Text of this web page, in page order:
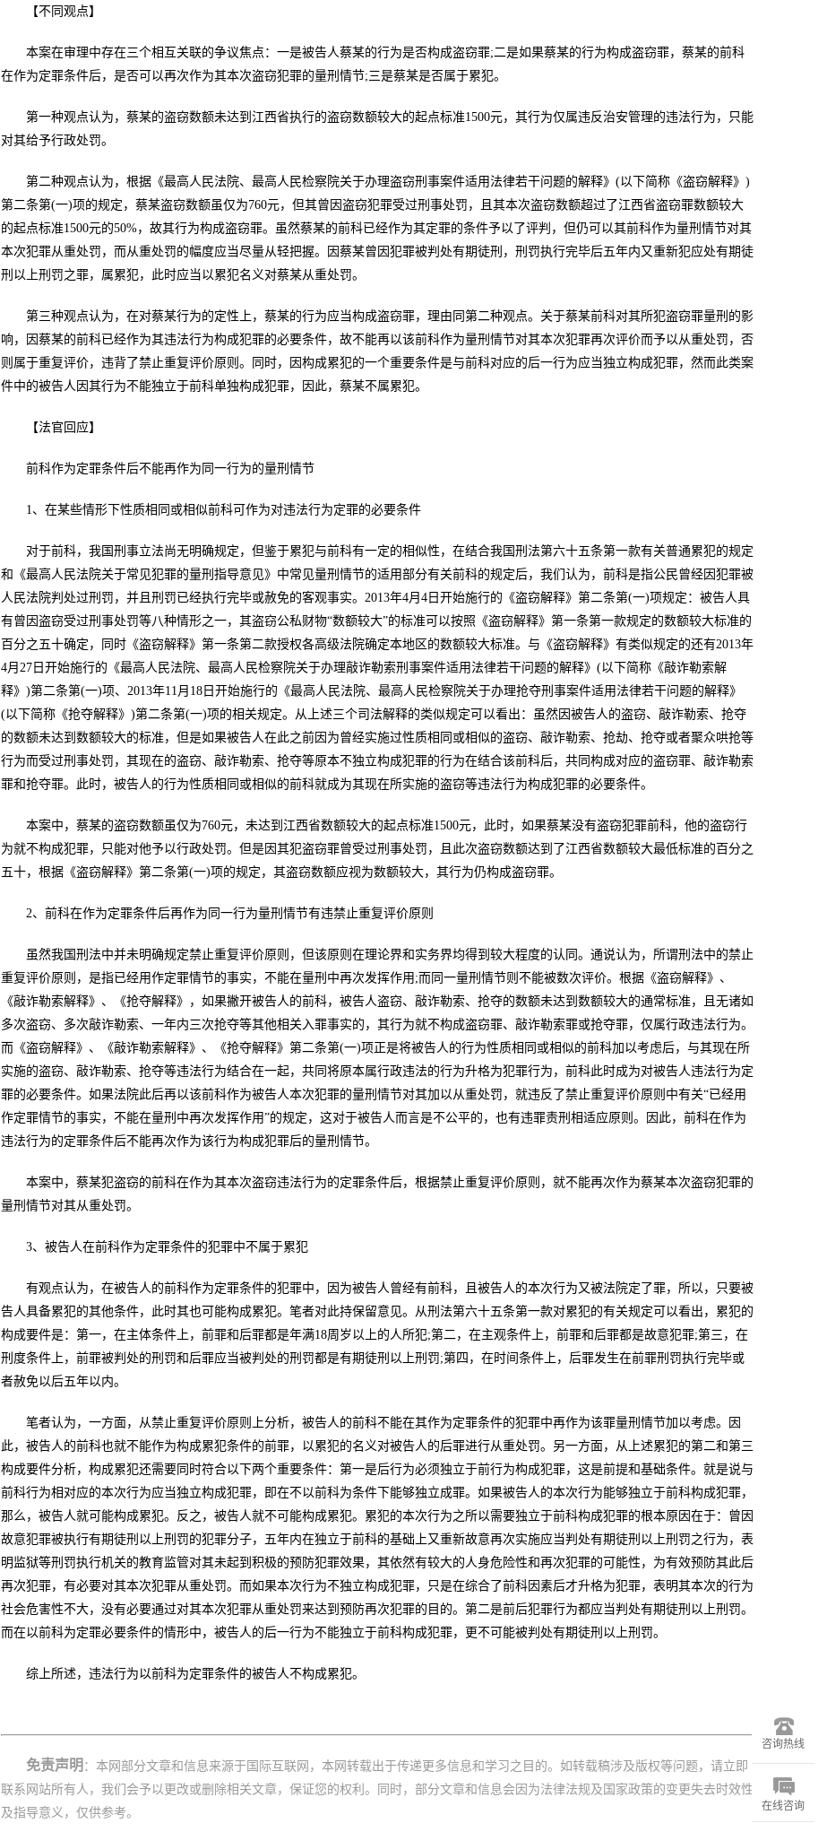
【不同观点】
本案在审理中存在三个相互关联的争议焦点：一是被告人蔡某的行为是否构成盗窃罪;二是如果蔡某的行为构成盗窃罪，蔡某的前科
在作为定罪条件后，是否可以再次作为其本次盗窃犯罪的量刑情节;三是蔡某是否属于累犯。
第一种观点认为，蔡某的盗窃数额未达到江西省执行的盗窃数额较大的起点标准1500元，其行为仅属违反治安管理的违法行为，只能
对其给予行政处罚。
第二种观点认为，根据《最高人民法院、最高人民检察院关于办理盗窃刑事案件适用法律若干问题的解释》(以下简称《盗窃解释》)
第二条第(一)项的规定，蔡某盗窃数额虽仅为760元，但其曾因盗窃犯罪受过刑事处罚，且其本次盗窃数额超过了江西省盗窃罪数额较大
的起点标准1500元的50%，故其行为构成盗窃罪。虽然蔡某的前科已经作为其定罪的条件予以了评判，但仍可以其前科作为量刑情节对其
本次犯罪从重处罚，而从重处罚的幅度应当尽量从轻把握。因蔡某曾因犯罪被判处有期徒刑，刑罚执行完毕后五年内又重新犯应处有期徒
刑以上刑罚之罪，属累犯，此时应当以累犯名义对蔡某从重处罚。
第三种观点认为，在对蔡某行为的定性上，蔡某的行为应当构成盗窃罪，理由同第二种观点。关于蔡某前科对其所犯盗窃罪量刑的影
响，因蔡某的前科已经作为其违法行为构成犯罪的必要条件，故不能再以该前科作为量刑情节对其本次犯罪再次评价而予以从重处罚，否
则属于重复评价，违背了禁止重复评价原则。同时，因构成累犯的一个重要条件是与前科对应的后一行为应当独立构成犯罪，然而此类案
件中的被告人因其行为不能独立于前科单独构成犯罪，因此，蔡某不属累犯。
【法官回应】
前科作为定罪条件后不能再作为同一行为的量刑情节
1、在某些情形下性质相同或相似前科可作为对违法行为定罪的必要条件
对于前科，我国刑事立法尚无明确规定，但鉴于累犯与前科有一定的相似性，在结合我国刑法第六十五条第一款有关普通累犯的规定
和《最高人民法院关于常见犯罪的量刑指导意见》中常见量刑情节的适用部分有关前科的规定后，我们认为，前科是指公民曾经因犯罪被
人民法院判处过刑罚，并且刑罚已经执行完毕或赦免的客观事实。2013年4月4日开始施行的《盗窃解释》第二条第(一)项规定：被告人具
有曾因盗窃受过刑事处罚等八种情形之一，其盗窃公私财物“数额较大”的标准可以按照《盗窃解释》第一条第一款规定的数额较大标准的
百分之五十确定，同时《盗窃解释》第一条第二款授权各高级法院确定本地区的数额较大标准。与《盗窃解释》有类似规定的还有2013年
4月27日开始施行的《最高人民法院、最高人民检察院关于办理敲诈勒索刑事案件适用法律若干问题的解释》(以下简称《敲诈勒索解
释》)第二条第(一)项、2013年11月18日开始施行的《最高人民法院、最高人民检察院关于办理抢夺刑事案件适用法律若干问题的解释》
(以下简称《抢夺解释》)第二条第(一)项的相关规定。从上述三个司法解释的类似规定可以看出：虽然因被告人的盗窃、敲诈勒索、抢夺
的数额未达到数额较大的标准，但是如果被告人在此之前因为曾经实施过性质相同或相似的盗窃、敲诈勒索、抢劫、抢夺或者聚众哄抢等
行为而受过刑事处罚，其现在的盗窃、敲诈勒索、抢夺等原本不独立构成犯罪的行为在结合该前科后，共同构成对应的盗窃罪、敲诈勒索
罪和抢夺罪。此时，被告人的行为性质相同或相似的前科就成为其现在所实施的盗窃等违法行为构成犯罪的必要条件。
本案中，蔡某的盗窃数额虽仅为760元，未达到江西省数额较大的起点标准1500元，此时，如果蔡某没有盗窃犯罪前科，他的盗窃行
为就不构成犯罪，只能对他予以行政处罚。但是因其犯盗窃罪曾受过刑事处罚，且此次盗窃数额达到了江西省数额较大最低标准的百分之
五十，根据《盗窃解释》第二条第(一)项的规定，其盗窃数额应视为数额较大，其行为仍构成盗窃罪。
2、前科在作为定罪条件后再作为同一行为量刑情节有违禁止重复评价原则
虽然我国刑法中并未明确规定禁止重复评价原则，但该原则在理论界和实务界均得到较大程度的认同。通说认为，所谓刑法中的禁止
重复评价原则，是指已经用作定罪情节的事实，不能在量刑中再次发挥作用;而同一量刑情节则不能被数次评价。根据《盗窃解释》、
《敲诈勒索解释》、《抢夺解释》，如果撇开被告人的前科，被告人盗窃、敲诈勒索、抢夺的数额未达到数额较大的通常标准，且无诸如
多次盗窃、多次敲诈勒索、一年内三次抢夺等其他相关入罪事实的，其行为就不构成盗窃罪、敲诈勒索罪或抢夺罪，仅属行政违法行为。
而《盗窃解释》、《敲诈勒索解释》、《抢夺解释》第二条第(一)项正是将被告人的行为性质相同或相似的前科加以考虑后，与其现在所
实施的盗窃、敲诈勒索、抢夺等违法行为结合在一起，共同将原本属行政违法的行为升格为犯罪行为，前科此时成为对被告人违法行为定
罪的必要条件。如果法院此后再以该前科作为被告人本次犯罪的量刑情节对其加以从重处罚，就违反了禁止重复评价原则中有关“已经用
作定罪情节的事实，不能在量刑中再次发挥作用”的规定，这对于被告人而言是不公平的，也有违罪责刑相适应原则。因此，前科在作为
违法行为的定罪条件后不能再次作为该行为构成犯罪后的量刑情节。
本案中，蔡某犯盗窃的前科在作为其本次盗窃违法行为的定罪条件后，根据禁止重复评价原则，就不能再次作为蔡某本次盗窃犯罪的
量刑情节对其从重处罚。
3、被告人在前科作为定罪条件的犯罪中不属于累犯
有观点认为，在被告人的前科作为定罪条件的犯罪中，因为被告人曾经有前科，且被告人的本次行为又被法院定了罪，所以，只要被
告人具备累犯的其他条件，此时其也可能构成累犯。笔者对此持保留意见。从刑法第六十五条第一款对累犯的有关规定可以看出，累犯的
构成要件是：第一，在主体条件上，前罪和后罪都是年满18周岁以上的人所犯;第二，在主观条件上，前罪和后罪都是故意犯罪;第三，在
刑度条件上，前罪被判处的刑罚和后罪应当被判处的刑罚都是有期徒刑以上刑罚;第四，在时间条件上，后罪发生在前罪刑罚执行完毕或
者赦免以后五年以内。
笔者认为，一方面，从禁止重复评价原则上分析，被告人的前科不能在其作为定罪条件的犯罪中再作为该罪量刑情节加以考虑。因
此，被告人的前科也就不能作为构成累犯条件的前罪，以累犯的名义对被告人的后罪进行从重处罚。另一方面，从上述累犯的第二和第三
构成要件分析，构成累犯还需要同时符合以下两个重要条件：第一是后行为必须独立于前行为构成犯罪，这是前提和基础条件。就是说与
前科行为相对应的本次行为应当独立构成犯罪，即在不以前科为条件下能够独立成罪。如果被告人的本次行为能够独立于前科构成犯罪，
那么，被告人就可能构成累犯。反之，被告人就不可能构成累犯。累犯的本次行为之所以需要独立于前科构成犯罪的根本原因在于：曾因
故意犯罪被执行有期徒刑以上刑罚的犯罪分子，五年内在独立于前科的基础上又重新故意再次实施应当判处有期徒刑以上刑罚之行为，表
明监狱等刑罚执行机关的教育监管对其未起到积极的预防犯罪效果，其依然有较大的人身危险性和再次犯罪的可能性，为有效预防其此后
再次犯罪，有必要对其本次犯罪从重处罚。而如果本次行为不独立构成犯罪，只是在综合了前科因素后才升格为犯罪，表明其本次的行为
社会危害性不大，没有必要通过对其本次犯罪从重处罚来达到预防再次犯罪的目的。第二是前后犯罪行为都应当判处有期徒刑以上刑罚。
而在以前科为定罪必要条件的情形中，被告人的后一行为不能独立于前科构成犯罪，更不可能被判处有期徒刑以上刑罚。
综上所述，违法行为以前科为定罪条件的被告人不构成累犯。
免责声明 ：本网部分文章和信息来源于国际互联网，本网转载出于传递更多信息和学习之目的。如转载稿涉及版权等问题，请立即
联系网站所有人，我们会予以更改或删除相关文章，保证您的权利。同时，部分文章和信息会因为法律法规及国家政策的变更失去时效性
及指导意义，仅供参考。
咨询热线
在线咨询